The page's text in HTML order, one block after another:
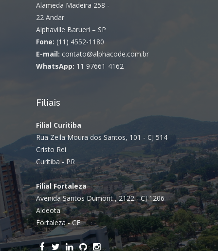
Alameda Madeira 258 -
22 Andar
Alphaville Barueri – SP
Fone: (11) 4552-1180
E-mail: contato@alphacode.com.br
WhatsApp: 11 97661-4162
Filiais
Filial Curitiba
Rua Zeila Moura dos Santos, 101 - CJ 514
Cristo Rei
Curitiba - PR
Filial Fortaleza
Avenida Santos Dumont , 2122 - CJ 1206
Aldeota
Fortaleza - CE